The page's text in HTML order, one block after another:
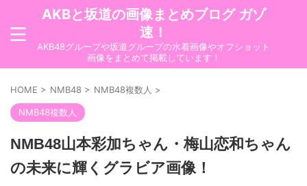
AKBと坂道の画像まとめブログ ガゾ
速！
AKB48グループや坂道グループの水着画像やオフショット
画像をまとめて掲載しています！
HOME > NMB48 > NMB48複数人 >
NMB48複数人
NMB48山本彩加ちゃん・梅山恋和ちゃん
の未来に輝くグラビア画像！